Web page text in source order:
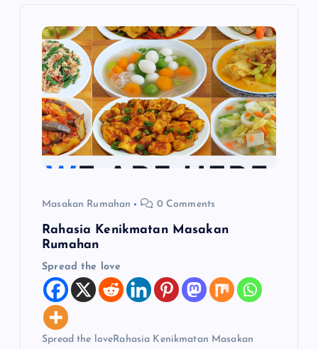
Masakan Rumahan 0 Comments
Rahasia Kenikmatan Masakan
Rumahan
Spread the love
Spread the loveRahasia Kenikmatan Masakan